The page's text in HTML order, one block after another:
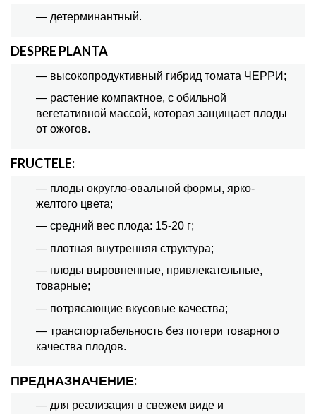
— детерминантный.
DESPRE PLANTA
— высокопродуктивный гибрид томата ЧЕРРИ;
— растение компактное, с обильной
вегетативной массой, которая защищает плоды
от ожогов.
FRUCTELE:
— плоды округло-овальной формы, ярко-
желтого цвета;
— средний вес плода: 15-20 г;
— плотная внутренняя структура;
— плоды выровненные, привлекательные,
товарные;
— потрясающие вкусовые качества;
— транспортабельность без потери товарного
качества плодов.
ПРЕДНАЗНАЧЕНИЕ:
— для реализация в свежем виде и